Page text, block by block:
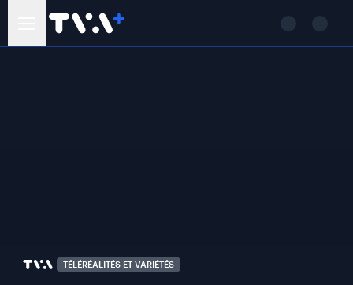
TÉLÉRÉALITÉS ET VARIÉTÉS